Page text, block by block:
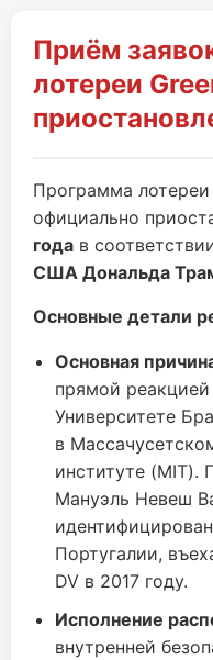
Приём
лотереи
Программа лотереи
официально
года в
США Дональда
Основные детали
Основная
прямой
Университете
в
институте (MIT).
Мануэль Невеш
Португалии,
DV в 2017 году.
Исполнение
внутренней